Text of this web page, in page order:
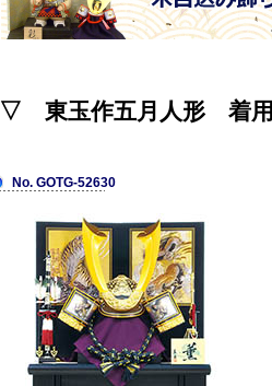
▽ 東玉作五月人形 着用
No. GOTG-52630